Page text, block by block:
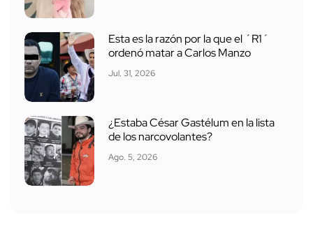
Esta es la razón por la que el ´R1´
ordenó matar a Carlos Manzo
Jul. 31, 2026
¿Estaba César Gastélum en la lista
de los narcovolantes?
Ago. 5, 2026